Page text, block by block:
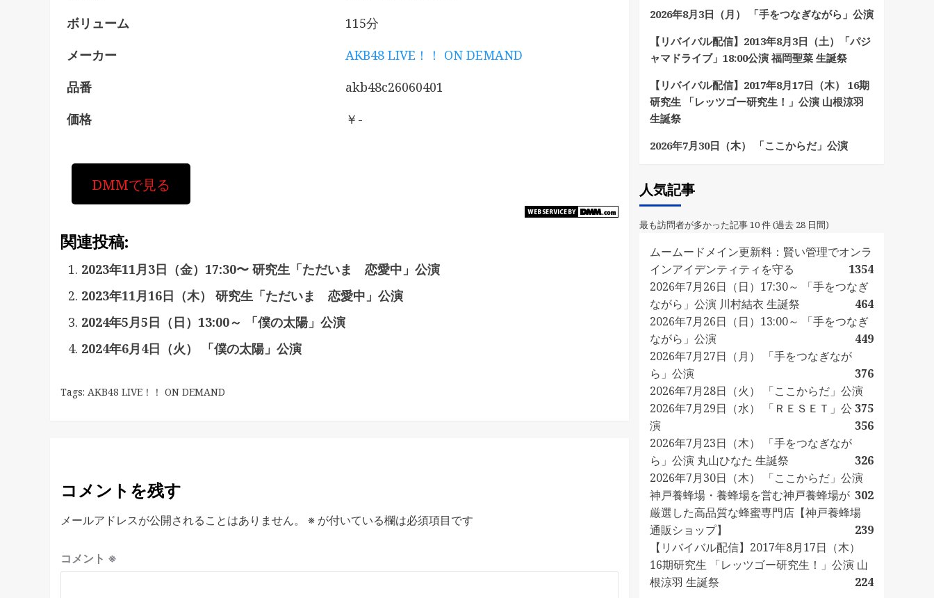
ボリューム
115分
メーカー
AKB48 LIVE！！ ON DEMAND
品番
akb48c26060401
価格
￥-
DMMで見る
関連投稿:
2023年11月3日（金）17:30〜 研究生「ただいま 恋愛中」公演
2023年11月16日（木） 研究生「ただいま 恋愛中」公演
2024年5月5日（日）13:00～ 「僕の太陽」公演
2024年6月4日（火） 「僕の太陽」公演
Tags: AKB48 LIVE！！ ON DEMAND
コメントを残す
メールアドレスが公開されることはありません。 ※ が付いている欄は必須項目です
コメント ※
2026年8月3日（月） 「手をつなぎながら」公演
【リバイバル配信】2013年8月3日（土）「パジ
ャマドライブ」18:00公演 福岡聖菜 生誕祭
【リバイバル配信】2017年8月17日（木） 16期
研究生 「レッツゴー研究生！」公演 山根涼羽
生誕祭
2026年7月30日（木） 「ここからだ」公演
人気記事
最も訪問者が多かった記事 10 件 (過去 28 日間)
ムームードメイン更新料：賢い管理でオンラ
インアイデンティティを守る
1354
2026年7月26日（日）17:30～ 「手をつなぎ
ながら」公演 川村結衣 生誕祭
464
2026年7月26日（日）13:00～ 「手をつなぎ
ながら」公演
449
2026年7月27日（月） 「手をつなぎなが
ら」公演
376
2026年7月28日（火） 「ここからだ」公演
375
2026年7月29日（水） 「ＲＥＳＥＴ」公
演
356
2026年7月23日（木） 「手をつなぎなが
ら」公演 丸山ひなた 生誕祭
326
2026年7月30日（木） 「ここからだ」公演
302
神戸養蜂場・養蜂場を営む神戸養蜂場が
厳選した高品質な蜂蜜専門店【神戸養蜂場
通販ショップ】
239
【リバイバル配信】2017年8月17日（木）
16期研究生 「レッツゴー研究生！」公演 山
根涼羽 生誕祭
224